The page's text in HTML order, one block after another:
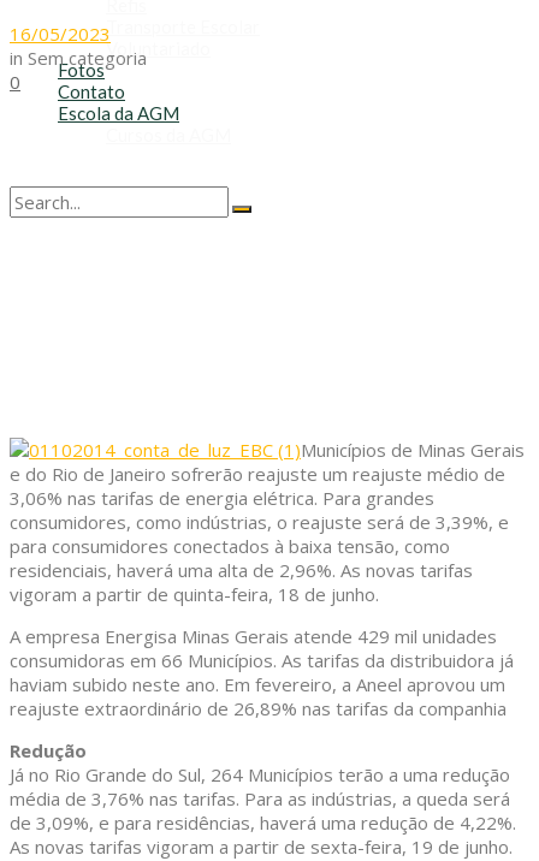
Transporte Escolar
Voluntariado
Fotos
Contato
Escola da AGM
16/05/2023
in Sem categoria
0
Municípios de Minas Gerais
e do Rio de Janeiro sofrerão reajuste um reajuste médio de
3,06% nas tarifas de energia elétrica. Para grandes
consumidores, como indústrias, o reajuste será de 3,39%, e
para consumidores conectados à baixa tensão, como
residenciais, haverá uma alta de 2,96%. As novas tarifas
vigoram a partir de quinta-feira, 18 de junho.
A empresa Energisa Minas Gerais atende 429 mil unidades
consumidoras em 66 Municípios. As tarifas da distribuidora já
haviam subido neste ano. Em fevereiro, a Aneel aprovou um
reajuste extraordinário de 26,89% nas tarifas da companhia
Redução
Já no Rio Grande do Sul, 264 Municípios terão a uma redução
média de 3,76% nas tarifas. Para as indústrias, a queda será
de 3,09%, e para residências, haverá uma redução de 4,22%.
As novas tarifas vigoram a partir de sexta-feira, 19 de junho.